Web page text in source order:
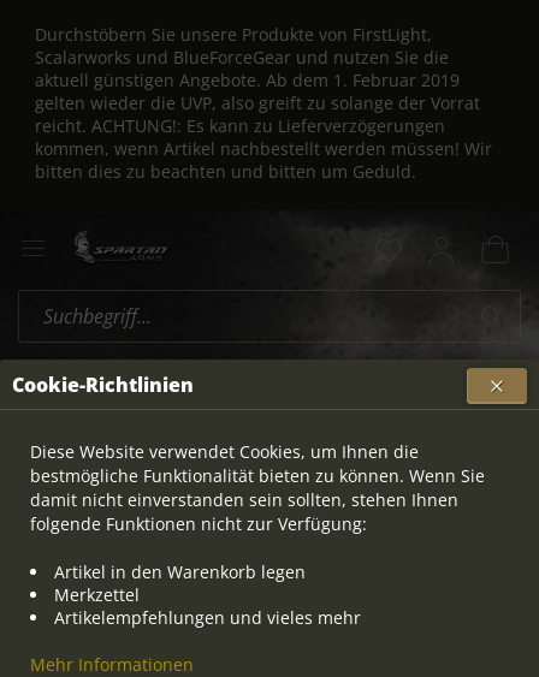
Durchstöbern Sie unsere Produkte von FirstLight,
Scalarworks und BlueForceGear und nutzen Sie die
aktuell günstigen Angebote. Ab dem 1. Februar 2019
gelten wieder die UVP, also greift zu solange der Vorrat
reicht. ACHTUNG!: Es kann zu Lieferverzögerungen
kommen, wenn Artikel nachbestellt werden müssen! Wir
bitten dies zu beachten und bitten um Geduld.
Cookie-Richtlinien
Diese Website verwendet Cookies, um Ihnen die
bestmögliche Funktionalität bieten zu können. Wenn Sie
damit nicht einverstanden sein sollten, stehen Ihnen
folgende Funktionen nicht zur Verfügung:
Artikel in den Warenkorb legen
Merkzettel
Artikelempfehlungen und vieles mehr
Mehr Informationen